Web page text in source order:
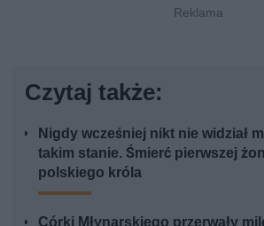
Czytaj także:
Nigdy wcześniej nikt nie widział
takim stanie. Śmierć pierwszej
polskiego króla
Córki Młynarskiego przerwały